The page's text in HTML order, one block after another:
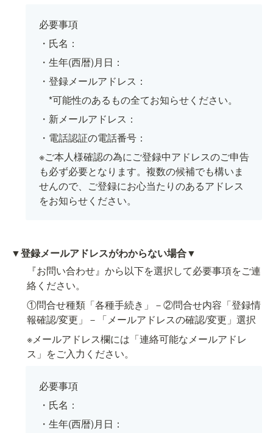
必要事項
・氏名：
・生年(西暦)月日：
・登録メールアドレス：
*可能性のあるもの全てお知らせください。
・新メールアドレス：
・電話認証の電話番号：
※ご本人様確認の為にご登録中アドレスのご申告
も必ず必要となります。複数の候補でも構いま
せんので、ご登録にお心当たりのあるアドレス
をお知らせください。
▼登録メールアドレスがわからない場合▼
『お問い合わせ』から以下を選択して必要事項をご連
絡ください。
①問合せ種類「各種手続き」－②問合せ内容「登録情
報確認/変更」－「メールアドレスの確認/変更」選択
※メールアドレス欄には「連絡可能なメールアドレ
ス」をご入力ください。
必要事項
・氏名：
・生年(西暦)月日：